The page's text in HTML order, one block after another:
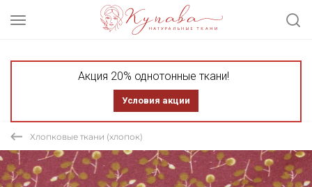
Акция 20% однотонные ткани!
Условия акции
Хлопковые ткани (хлопок)